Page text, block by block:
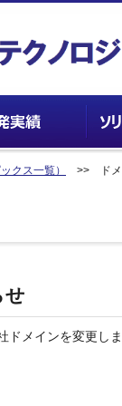
クス一覧） >> ドメ
せ
メインを変更し